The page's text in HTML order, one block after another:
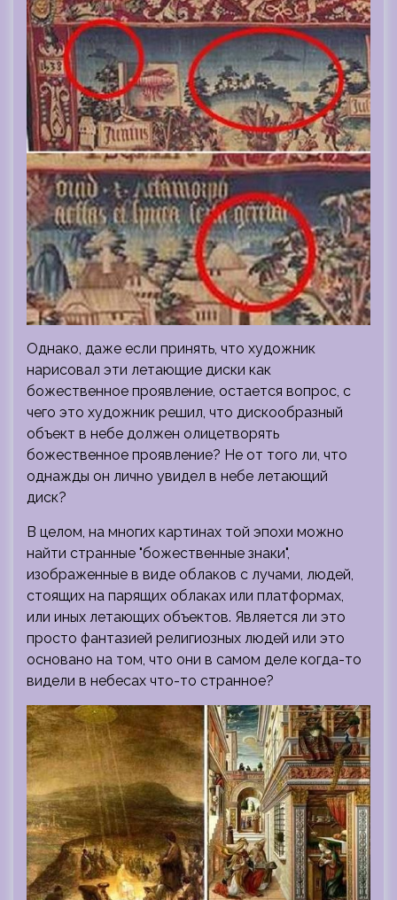
Однако, даже если принять, что художник
нарисовал эти летающие диски как
божественное проявление, остается вопрос, с
чего это художник решил, что дискообразный
объект в небе должен олицетворять
божественное проявление? Не от того ли, что
однажды он лично увидел в небе летающий
диск?
В целом, на многих картинах той эпохи можно
найти странные "божественные знаки",
изображенные в виде облаков с лучами, людей,
стоящих на парящих облаках или платформах,
или иных летающих объектов. Является ли это
просто фантазией религиозных людей или это
основано на том, что они в самом деле когда-то
видели в небесах что-то странное?